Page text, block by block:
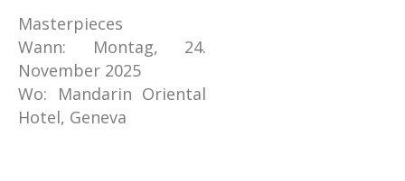
Masterpieces
Wann: Montag, 24.
November 2025
Wo: Mandarin Oriental
Hotel, Geneva